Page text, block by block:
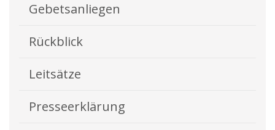
Gebetsanliegen
Rückblick
Leitsätze
Presseerklärung